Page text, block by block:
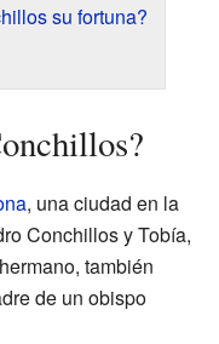
su fortuna?
, una ciudad en la
Conchillos y Tobía,
también
de un obispo